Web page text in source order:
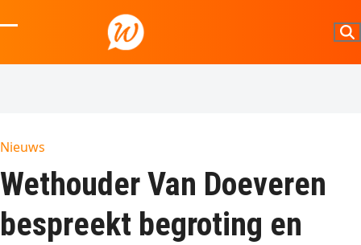
to
mobile
mobile
Nieuws
Wethouder Van Doeveren
bespreekt begroting en